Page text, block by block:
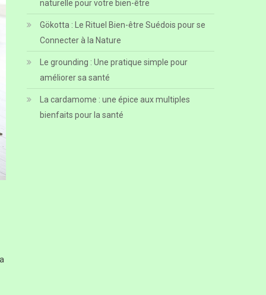
naturelle pour votre bien-être
Gökotta : Le Rituel Bien-être Suédois pour se
Connecter à la Nature
Le grounding : Une pratique simple pour
améliorer sa santé
La cardamome : une épice aux multiples
bienfaits pour la santé